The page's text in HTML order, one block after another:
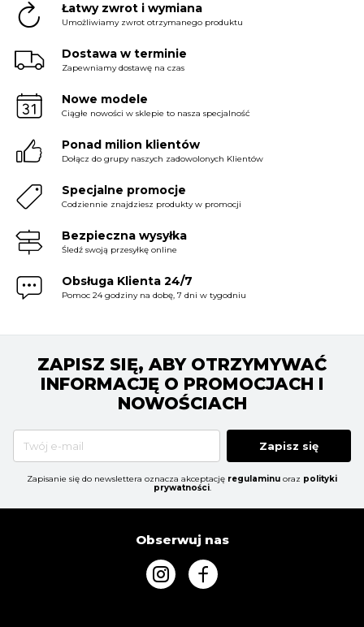
SPODNIE
KOMBINEZONY
DRESY
BIELIZNA
Łatwy zwrot i wymiana
Umożliwiamy zwrot otrzymanego produktu
Dostawa w terminie
Zapewniamy dostawę na czas
Nowe modele
Ciągłe nowości w sklepie to nasza specjalność
Ponad milion klientów
Dołącz do grupy naszych zadowolonych Klientów
Specjalne promocje
Codziennie znajdziesz produkty w promocji
Bezpieczna wysyłka
Śledź swoją przesyłkę online
Obsługa Klienta 24/7
Pomoc 24 godziny na dobę, 7 dni w tygodniu
ZAPISZ SIĘ, ABY OTRZYMYWAĆ
INFORMACJĘ O PROMOCJACH I
NOWOŚCIACH
Zapisz się
Zapisanie się do newslettera oznacza akceptację regulaminu oraz polityki
prywatności.
Obserwuj nas